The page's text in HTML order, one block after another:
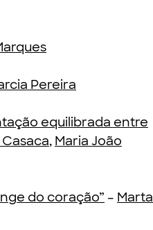
Pereira
equilibrada entre
, Maria João
do coração” – Marta